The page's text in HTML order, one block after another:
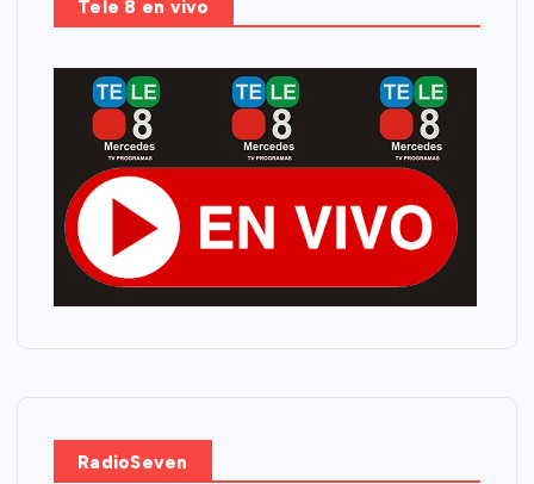
Tele 8 en vivo
RadioSeven